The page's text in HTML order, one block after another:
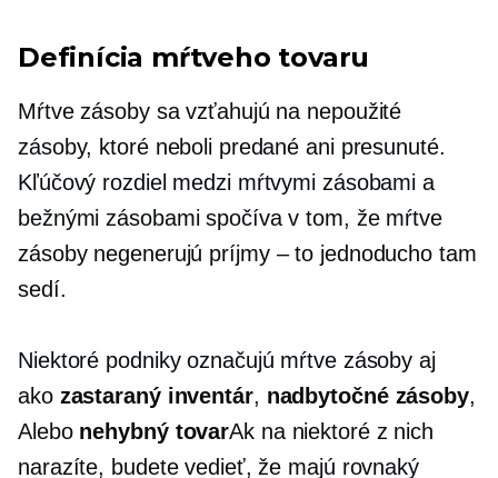
Definícia mŕtveho tovaru
Mŕtve zásoby sa vzťahujú na nepoužité
zásoby, ktoré neboli predané ani presunuté.
Kľúčový rozdiel medzi mŕtvymi zásobami a
bežnými zásobami spočíva v tom, že mŕtve
zásoby negenerujú príjmy – to jednoducho tam
sedí.
Niektoré podniky označujú mŕtve zásoby aj
ako zastaraný inventár, nadbytočné zásoby,
Alebo nehybnýtovarAk na niektoré z nich
narazíte, budete vedieť, že majú rovnaký